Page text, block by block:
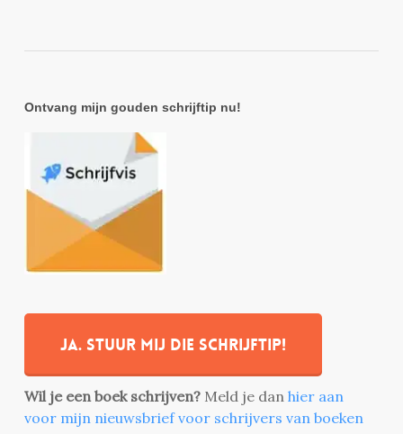
Ontvang mijn gouden schrijftip nu!
Ja. stuur mij die schrijftip!
Wil je een boek schrijven? Meld je dan hier aan
voor mijn nieuwsbrief voor schrijvers van boeken